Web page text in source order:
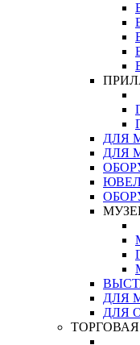
ДЛЯ
ДЛЯ
ДЛЯ
ДЛЯ